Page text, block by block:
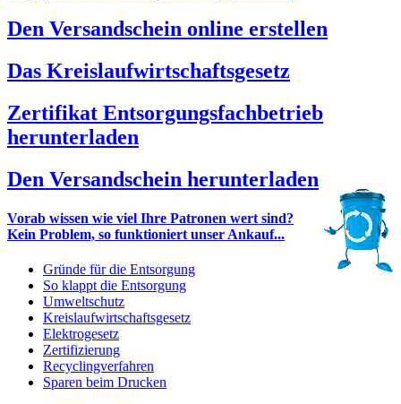
Den Versandschein online erstellen
Das Kreislaufwirtschaftsgesetz
Zertifikat Entsorgungsfachbetrieb
herunterladen
Den Versandschein herunterladen
Vorab wissen wie viel Ihre Patronen wert sind?
Kein Problem, so funktioniert unser Ankauf...
Gründe für die Entsorgung
So klappt die Entsorgung
Umweltschutz
Kreislaufwirtschaftsgesetz
Elektrogesetz
Zertifizierung
Recyclingverfahren
Sparen beim Drucken